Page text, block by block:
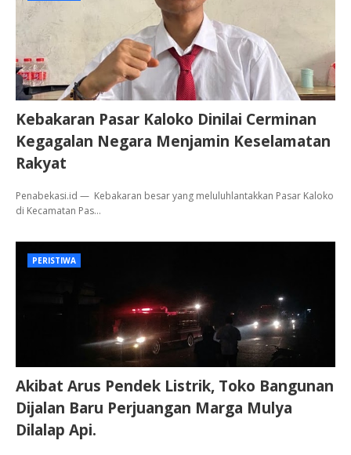
Kebakaran Pasar Kaloko Dinilai Cerminan
Kegagalan Negara Menjamin Keselamatan
Rakyat
Penabekasi.id — Kebakaran besar yang meluluhlantakkan Pasar Kaloko
di Kecamatan Pas…
PERISTIWA
Akibat Arus Pendek Listrik, Toko Bangunan
Dijalan Baru Perjuangan Marga Mulya
Dilalap Api.